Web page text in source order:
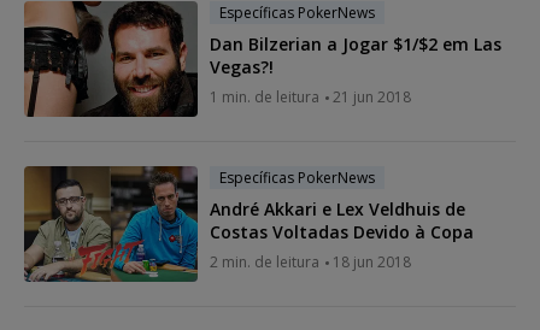
Específicas PokerNews
Dan Bilzerian a Jogar $1/$2 em Las
Vegas?!
1 min. de leitura 21 jun 2018
Específicas PokerNews
André Akkari e Lex Veldhuis de
Costas Voltadas Devido à Copa
2 min. de leitura 18 jun 2018